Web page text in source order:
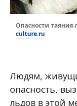
Опасности таяния
culture.ru
Людям,
опасность,
льдов в этой